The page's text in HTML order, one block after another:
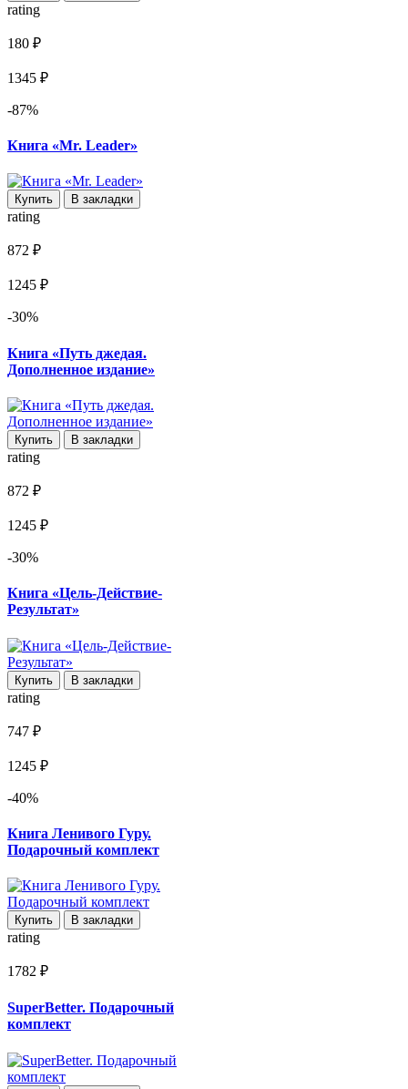
rating
180 ₽
1345 ₽
-87%
Книга «Mr. Leader»
Купить В закладки
rating
872 ₽
1245 ₽
-30%
Книга «Путь джедая.
Дополненное издание»
Купить В закладки
rating
872 ₽
1245 ₽
-30%
Книга «Цель-Действие-
Результат»
Купить В закладки
rating
747 ₽
1245 ₽
-40%
Книга Ленивого Гуру.
Подарочный комплект
Купить В закладки
rating
1782 ₽
SuperBetter. Подарочный
комплект